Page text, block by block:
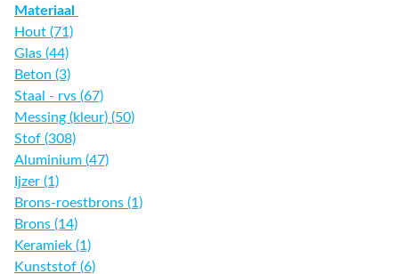
Materiaal
Hout (71)
Glas (44)
Beton (3)
Staal - rvs (67)
Messing (kleur) (50)
Stof (308)
Aluminium (47)
Ijzer (1)
Brons-roestbrons (1)
Brons (14)
Keramiek (1)
Kunststof (6)